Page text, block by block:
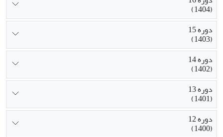
(1404)
دوره 15
(1403)
دوره 14
(1402)
دوره 13
(1401)
دوره 12
(1400)